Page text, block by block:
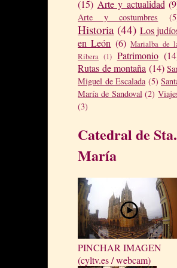
(15) Arte y actualidad
Arte y costumbres
Historia (44) Los
en León (6) Marialba de
Ribera (1) Patrimonio
Rutas de montaña (14)
Miguel de Escalada (5)
María de Sandoval (2)
(3)
Catedral de Sta.
María
PINCHAR IMAGEN
(cyltv.es / webcam)